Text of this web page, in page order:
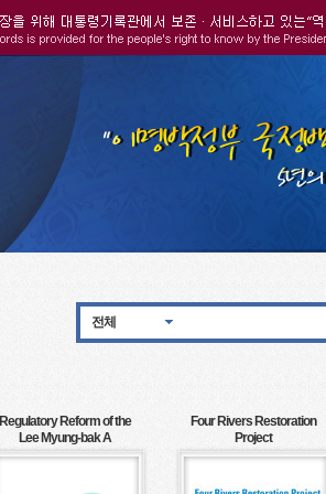
전체
Regulatory Reform of the
Lee Myung-bak A
Four Rivers Restoration
Project